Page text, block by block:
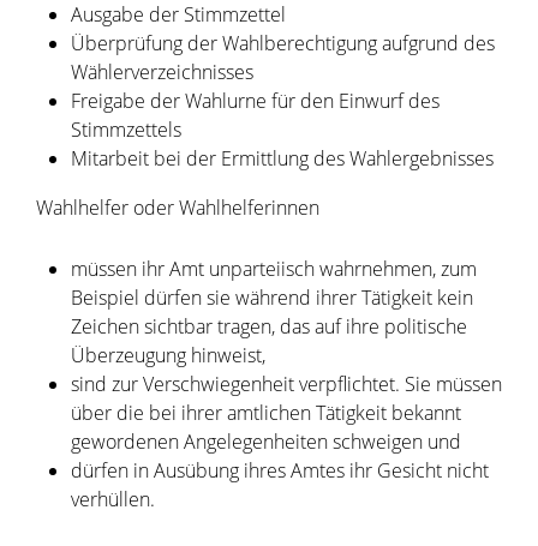
Ausgabe der Stimmzettel
Überprüfung der Wahlberechtigung aufgrund des
Wählerverzeichnisses
Freigabe der Wahlurne für den Einwurf des
Stimmzettels
Mitarbeit bei der Ermittlung des Wahlergebnisses
Wahlhelfer oder Wahlhelferinnen
müssen ihr Amt unparteiisch wahrnehmen,zum
Beispiel dürfen sie während ihrer Tätigkeit kein
Zeichen sichtbar tragen, das auf ihre politische
Überzeugung hinweist,
sind zur Verschwiegenheit verpflichtet. Sie müssen
über die bei ihrer amtlichen Tätigkeit bekannt
gewordenen Angelegenheiten schweigen und
dürfen in Ausübung ihres Amtes ihr Gesicht nicht
verhüllen.